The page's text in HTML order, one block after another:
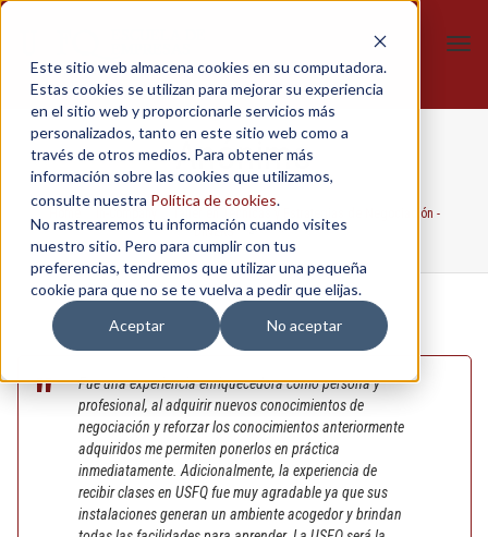
Este sitio web almacena cookies en su computadora.
Estas cookies se utilizan para mejorar su experiencia
en el sitio web y proporcionarle servicios más
personalizados, tanto en este sitio web como a
través de otros medios. Para obtener más
información sobre las cookies que utilizamos,
consulte nuestra Política de cookies.
No rastrearemos tu información cuando visites
nuestro sitio. Pero para cumplir con tus
preferencias, tendremos que utilizar una pequeña
cookie para que no se te vuelva a pedir que elijas.
Aceptar
No aceptar
Anónimo
Taller en Técnicas y Estrategias de Negociación -
DINERS / Anónimo
Fue una experiencia enriquecedora como persona y
profesional, al adquirir nuevos conocimientos de
negociación y reforzar los conocimientos anteriormente
adquiridos me permiten ponerlos en práctica
inmediatamente. Adicionalmente, la experiencia de
recibir clases en USFQ fue muy agradable ya que sus
instalaciones generan un ambiente acogedor y brindan